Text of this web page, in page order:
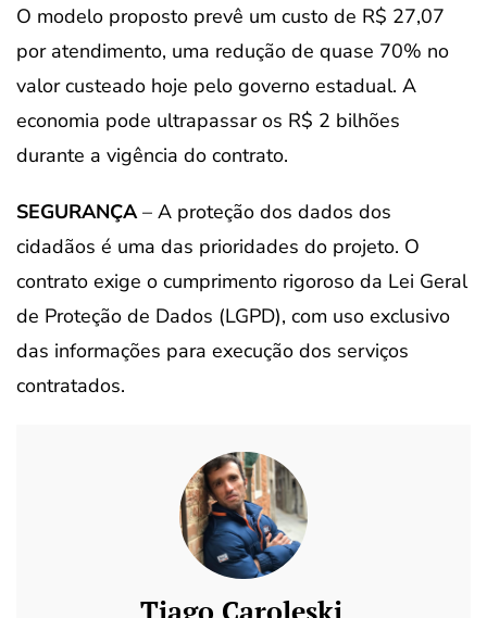
O modelo proposto prevê um custo de R$ 27,07
por atendimento, uma redução de quase 70% no
valor custeado hoje pelo governo estadual. A
economia pode ultrapassar os R$ 2 bilhões
durante a vigência do contrato.
SEGURANÇA– A proteção dos dados dos
cidadãos é uma das prioridades do projeto. O
contrato exige o cumprimento rigoroso da Lei Geral
de Proteção de Dados (LGPD), com uso exclusivo
das informações para execução dos serviços
contratados.